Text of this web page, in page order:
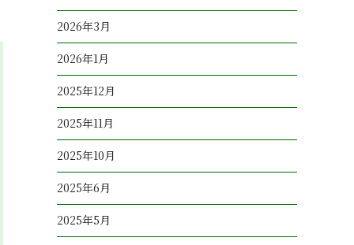
2026年3月
2026年1月
2025年12月
2025年11月
2025年10月
2025年6月
2025年5月